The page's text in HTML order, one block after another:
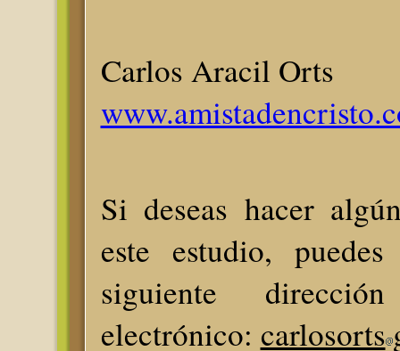
Carlos Aracil Orts
Si deseas hacer
este estudio,
siguiente
electrónico: carlosorts